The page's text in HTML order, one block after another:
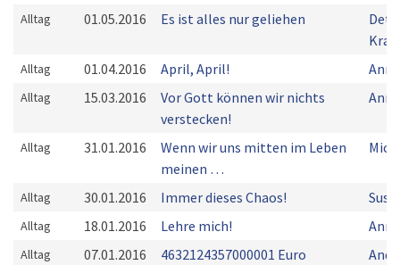
Alltag 01.05.2016 Es ist alles nur geliehen
Alltag 01.04.2016 April, April!
Alltag 15.03.2016
Vor Gott können wir nichts
verstecken!
Alltag 31.01.2016
Wenn wir uns mitten im Leben
meinen …
Alltag 30.01.2016 Immer dieses Chaos!
Alltag 18.01.2016 Lehre mich!
Alltag 07.01.2016 4632124357000001 Euro